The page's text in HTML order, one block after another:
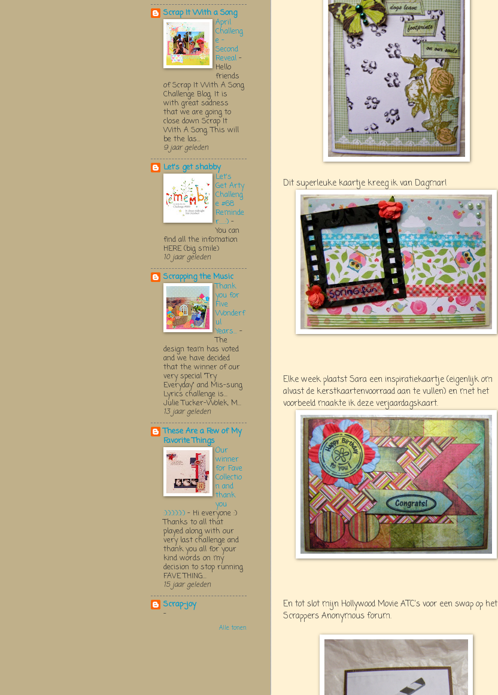
Dit superleuke kaartje kreeg ik van Dagmar!
Elke week plaatst Sara een inspiratiekaartje (eigenlijk om
alvast de kerstkaartenvoorraad aan te vullen) en met het
voorbeeld maakte ik deze verjaardagskaart.
En tot slot mijn Hollywood Movie ATC's voor een swap op het
Scrappers Anonymous forum.
Scrap It With a Song
April
Challeng
e -
Second
Reveal -
Hello
friends
of Scrap It With A Song
Challenge Blog. It is
with great sadness
that we are going to
close down Scrap It
With A Song. This will
be the las...
9 jaar geleden
Let's get shabby
Let's
Get Arty
Challeng
e #68
Reminde
r.....:) -
You can
find all the infomation
HERE (big smile)
10 jaar geleden
Scrapping the Music
Thank
you for
Five
Wonderf
ul
Years... -
The
design team has voted
and we have decided
that the winner of our
very special "Try
Everyday" and Mis-sung
Lyrics challenge is...
Julie Tucker-Wolek, M...
13 jaar geleden
These Are a Few of My
Favorite Things
Our
winner
for Fave
Collectio
n and
thank
you
:):):):):):) - Hi everyone :)
Thanks to all that
played along with our
very last challenge and
thank you all for your
kind words on my
decision to stop running
FAVE THING...
15 jaar geleden
Scrap-joy
-
Alle tonen